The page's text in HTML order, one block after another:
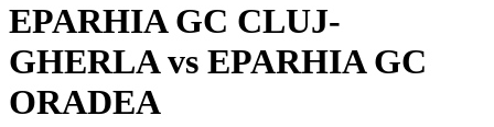
EPARHIA GC CLUJ-
GHERLA vs EPARHIA GC
ORADEA